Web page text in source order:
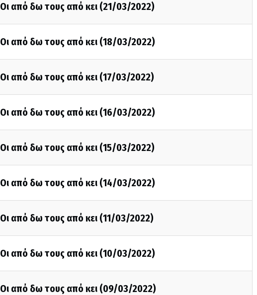
Οι από δω τους από κει (21/03/2022)
Οι από δω τους από κει (18/03/2022)
Οι από δω τους από κει (17/03/2022)
Οι από δω τους από κει (16/03/2022)
Οι από δω τους από κει (15/03/2022)
Οι από δω τους από κει (14/03/2022)
Οι από δω τους από κει (11/03/2022)
Οι από δω τους από κει (10/03/2022)
Οι από δω τους από κει (09/03/2022)